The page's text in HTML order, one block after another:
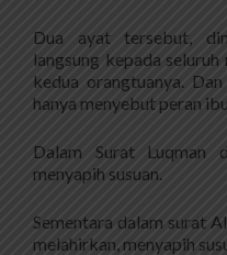
Dua ayat tersebut,
langsung kepada
kedua orangtuanya.
hanya menyebut peran
Dalam Surat Luqman
menyapih susuan.
Sementara dalam surat
melahirkan, menyapih